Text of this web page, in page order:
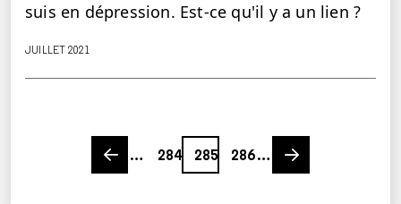
suis en dépression. Est-ce qu'il y a un lien ?
JUILLET 2021
Previous page
…
284
Page
285
286…
Next page